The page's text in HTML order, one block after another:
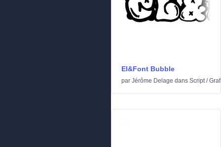
El&Font Bubble
par Jérôme Delage dans Script/